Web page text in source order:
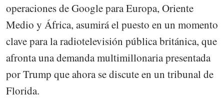
operaciones de Google para Europa, Oriente
Medio y África, asumirá el puesto en un momento
clave para la radiotelevisión pública británica, que
afronta una demanda multimillonaria presentada
por Trump que ahora se discute en un tribunal de
Florida.